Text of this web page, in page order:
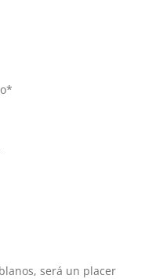
será un placer